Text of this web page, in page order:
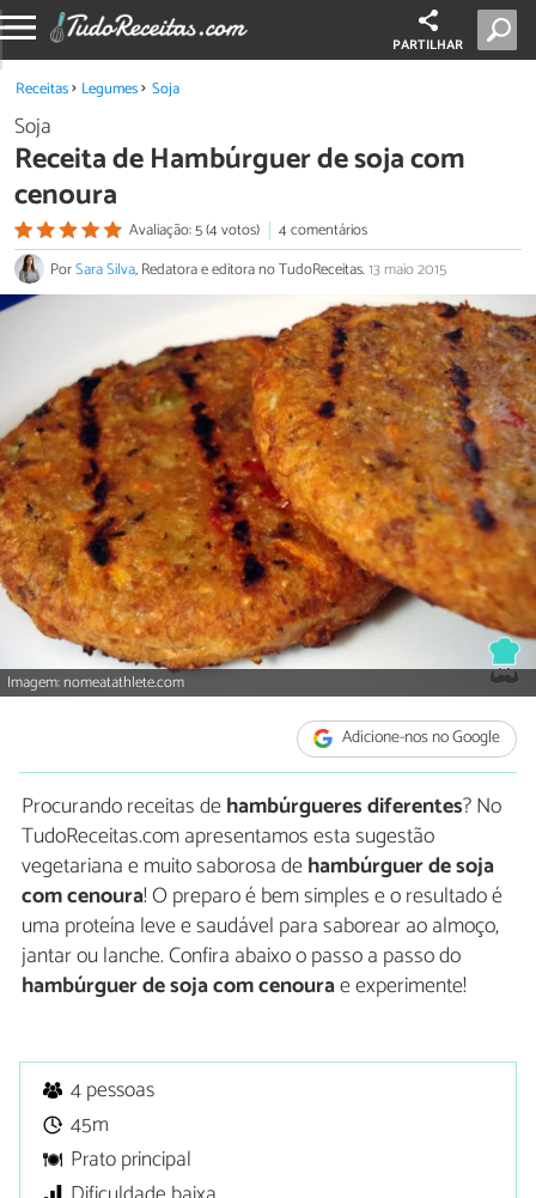
PARTILHAR
Receitas Legumes Soja
Soja
Receita de Hambúrguer de soja com
cenoura
Avaliação: 5 (4 votos)
4 comentários
PorSara Silva, Redatora e editora no TudoReceitas.13 maio 2015
Imagem: nomeatathlete.com
Adicione-nos no Google
Procurando receitas dehambúrgueres diferentes? No
TudoReceitas.com apresentamos esta sugestão
vegetariana e muito saborosa dehambúrguer de soja
com cenoura! O preparo é bem simples e o resultado é
uma proteína leve e saudável para saborear ao almoço,
jantar ou lanche. Confira abaixo o passo a passo do
hambúrguer de soja com cenourae experimente!
4 pessoas
45m
Prato principal